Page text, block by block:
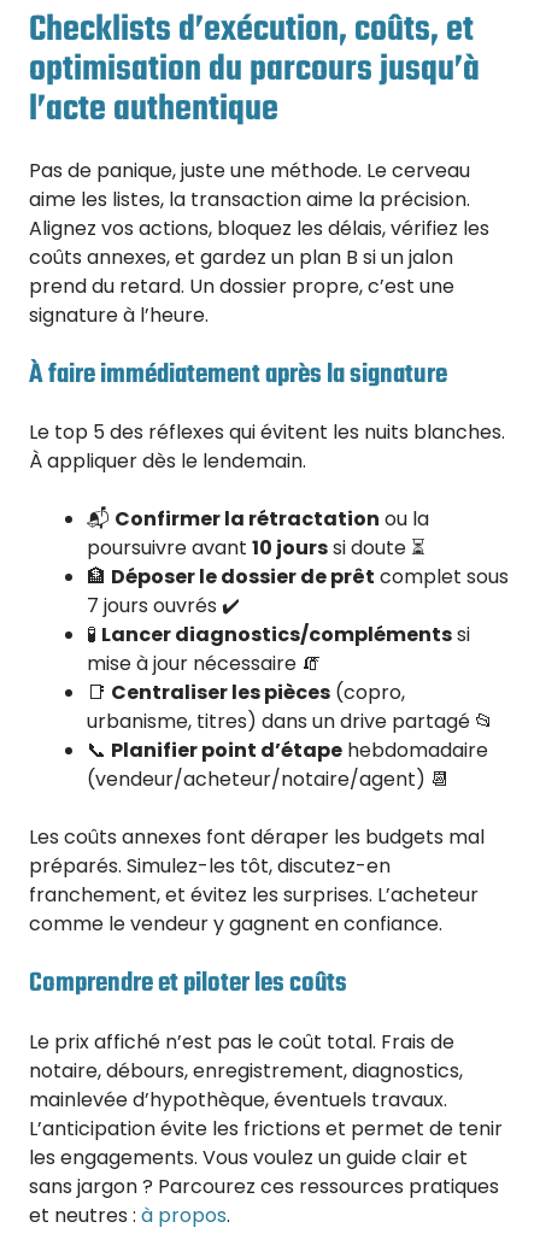
Checklists d’exécution, coûts, et
optimisation du parcours jusqu’à
l’acte authentique
Pas de panique, juste une méthode. Le cerveau
aime les listes, la transaction aime la précision.
Alignez vos actions, bloquez les délais, vérifiez les
coûts annexes, et gardez un plan B si un jalon
prend du retard. Un dossier propre, c’est une
signature à l’heure.
À faire immédiatement après la signature
Le top 5 des réflexes qui évitent les nuits blanches.
À appliquer dès le lendemain.
📬 Confirmer la rétractation ou la
poursuivre avant 10 jourssi doute ⏳
🏦 Déposer le dossier de prêt complet sous
7 jours ouvrés ✔️
🧪 Lancer diagnostics/complémentssi
mise à jour nécessaire 🧯
📑 Centraliser les pièces (copro,
urbanisme, titres) dans un drive partagé 📂
📞 Planifier point d’étape hebdomadaire
(vendeur/acheteur/notaire/agent) 📆
Les coûts annexes font déraper les budgets mal
préparés. Simulez-les tôt, discutez-en
franchement, et évitez les surprises. L’acheteur
comme le vendeur y gagnent en confiance.
Comprendre et piloter les coûts
Le prix affiché n’est pas le coût total. Frais de
notaire, débours, enregistrement, diagnostics,
mainlevée d’hypothèque, éventuels travaux.
L’anticipation évite les frictions et permet de tenir
les engagements. Vous voulez un guide clair et
sans jargon ? Parcourez ces ressources pratiques
et neutres : à propos.